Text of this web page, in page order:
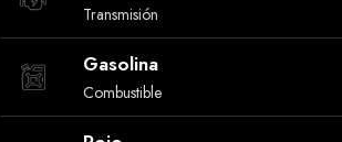
Transmisión
Gasolina
Combustible